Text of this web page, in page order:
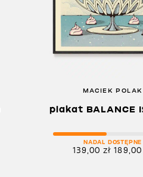
MACIEK POLAK
plakat BALANCE
NADAL DOSTĘPNE
139,00 zł 189,00